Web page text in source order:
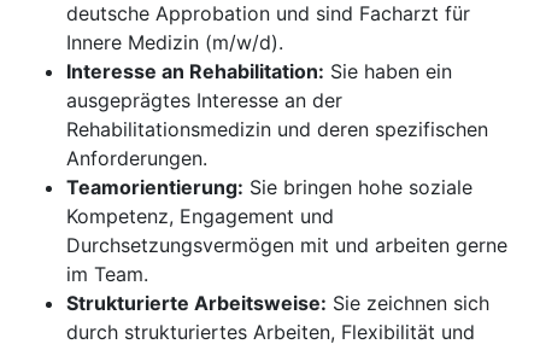
deutsche Approbation und sind Facharzt für
Innere Medizin (m/w/d).
Interesse an Rehabilitation: Sie haben ein
ausgeprägtes Interesse an der
Rehabilitationsmedizin und deren spezifischen
Anforderungen.
Teamorientierung: Sie bringen hohe soziale
Kompetenz, Engagement und
Durchsetzungsvermögen mit und arbeiten gerne
im Team.
Strukturierte Arbeitsweise: Sie zeichnen sich
durch strukturiertes Arbeiten, Flexibilität und